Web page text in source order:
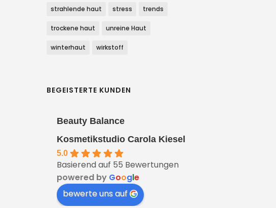
strahlende haut stress trends
trockene haut unreine Haut
winterhaut wirkstoff
BEGEISTERTE KUNDEN
Beauty Balance
Kosmetikstudio Carola Kiesel
5.0
Basierend auf 55 Bewertungen
powered by Google
bewerte uns auf